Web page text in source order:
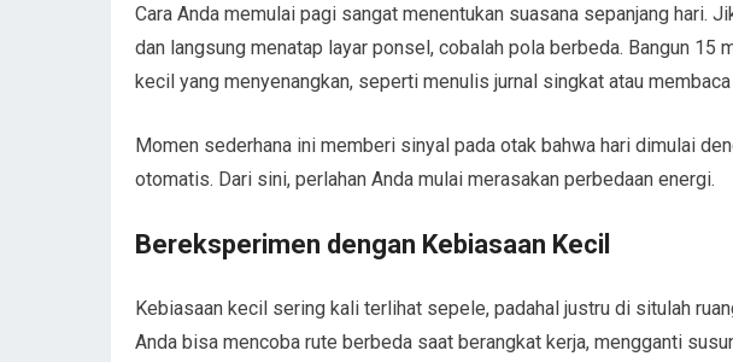
Cara Anda memulai pagi sangat menentukan suasana sepanjang hari.
dan langsung menatap layar ponsel, cobalah pola berbeda. Bangun 15
kecil yang menyenangkan, seperti menulis jurnal singkat atau
Momen sederhana ini memberi sinyal pada otak bahwa hari dimulai
otomatis. Dari sini, perlahan Anda mulai merasakan perbedaan energi.
Bereksperimen dengan Kebiasaan Kecil
Kebiasaan kecil sering kali terlihat sepele, padahal justru di situlah
Anda bisa mencoba rute berbeda saat berangkat kerja, mengganti